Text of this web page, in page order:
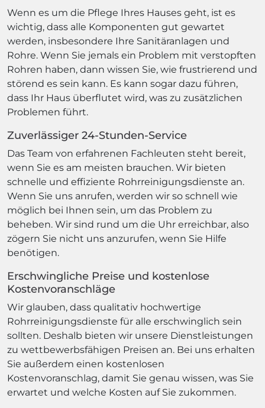
Wenn es um die Pflege Ihres Hauses geht, ist es
wichtig, dass alle Komponenten gut gewartet
werden, insbesondere Ihre Sanitäranlagen und
Rohre. Wenn Sie jemals ein Problem mit verstopften
Rohren haben, dann wissen Sie, wie frustrierend und
störend es sein kann. Es kann sogar dazu führen,
dass Ihr Haus überflutet wird, was zu zusätzlichen
Problemen führt.
Zuverlässiger 24-Stunden-Service
Das Team von erfahrenen Fachleuten steht bereit,
wenn Sie es am meisten brauchen. Wir bieten
schnelle und effiziente Rohrreinigungsdienste an.
Wenn Sie uns anrufen, werden wir so schnell wie
möglich bei Ihnen sein, um das Problem zu
beheben. Wir sind rund um die Uhr erreichbar, also
zögern Sie nicht uns anzurufen, wenn Sie Hilfe
benötigen.
Erschwingliche Preise und kostenlose
Kostenvoranschläge
Wir glauben, dass qualitativ hochwertige
Rohrreinigungsdienste für alle erschwinglich sein
sollten. Deshalb bieten wir unsere Dienstleistungen
zu wettbewerbsfähigen Preisen an. Bei uns erhalten
Sie außerdem einen kostenlosen
Kostenvoranschlag, damit Sie genau wissen, was Sie
erwartet und welche Kosten auf Sie zukommen.